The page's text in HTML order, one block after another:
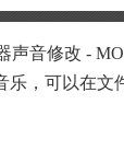
声音修改 -
乐，可以在文